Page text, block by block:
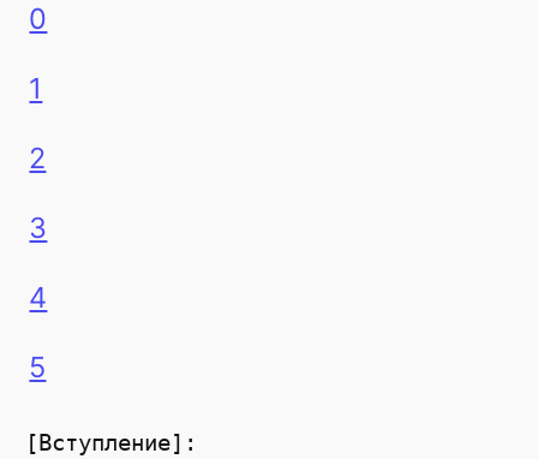
0
1
2
3
4
5
[Вступление]: